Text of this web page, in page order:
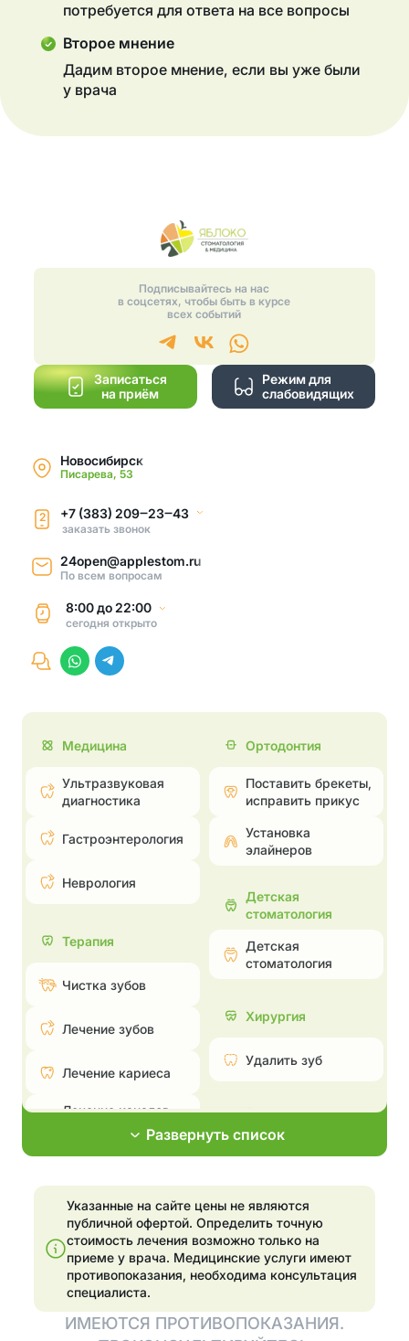
потребуется для ответа на все вопросы
Второе мнение
Дадим второе мнение, если вы уже были
у врача
Подписывайтесь на нас
в соцсетях, чтобы быть в курсе
всех событий
Режим для
слабовидящих
Записаться
на приём
Новосибирск
Писарева, 53
2 +7 (383) 209‒23‒43
заказать звонок
24open@applestom.ru
По всем вопросам
8:00до22:00
сегодняоткрыто
Медицина
Ультразвуковая
диагностика
Гастроэнтерология
Неврология
Терапия
Чистка зубов
Лечение зубов
Лечение кариеса
Лечение каналов —
периодонтита
Эстетические
реставрации
Отбелить зубы
Ортодонтия
Поставить брекеты,
исправить прикус
Установка
элайнеров
Детская
стоматология
Детская
стоматология
Хирургия
Удалить зуб
Эстетическая
стоматология
Поставить брекеты,
Эстетические
реставрации
Отбелить зубы
элайнеров
Развернуть список
Указанные на сайте цены не являются
публичной офертой. Определить точную
стоимость лечения возможно только на
приеме у врача. Медицинские услуги имеют
противопоказания, необходима консультация
специалиста.
ИМЕЮТСЯ ПРОТИВОПОКАЗАНИЯ.